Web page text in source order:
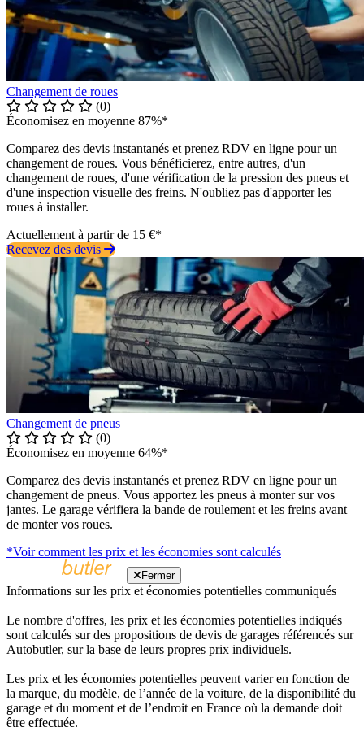
Changement de roues
(0)
Économisez en moyenne 87%*
Comparez des devis instantanés et prenez RDV en ligne pour un
changement de roues. Vous bénéficierez, entre autres, d'un
changement de roues, d'une vérification de la pression des pneus et
d'une inspection visuelle des freins. N'oubliez pas d'apporter les
roues à installer.
Actuellement à partir de 15 €*
Recevez des devis
Changement de pneus
(0)
Économisez en moyenne 64%*
Comparez des devis instantanés et prenez RDV en ligne pour un
changement de pneus. Vous apportez les pneus à monter sur vos
jantes. Le garage vérifiera la bande de roulement et les freins avant
de monter vos roues.
*Voir comment les prix et les économies sont calculés
Fermer
Informations sur les prix et économies potentielles communiqués
Le nombre d'offres, les prix et les économies potentielles indiqués
sont calculés sur des propositions de devis de garages référencés sur
Autobutler, sur la base de leurs propres prix individuels.
Les prix et les économies potentielles peuvent varier en fonction de
la marque, du modèle, de l’année de la voiture, de la disponibilité du
garage et du moment et de l’endroit en France où la demande doit
être effectuée.